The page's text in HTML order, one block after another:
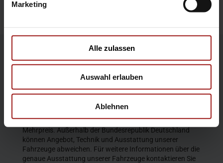
Marketing
Alle zulassen
Auswahl erlauben
Ablehnen
Garantie
Die Produktbeschreibungen und Abbildungen enthalten
teilweise auch Sonderausstattungen, die nicht zum
entspricht dem Stand bei Veröffentlichung. Wir behalten
Die abgebildeten Farben geben den wirklichen Farbton nur
annähernd wieder. Gezeigte Sonderausstattungen gegen
Mehrpreis. Außerhalb der Bundesrepublik Deutschland
können Angebot, Technik und Ausstattung unserer
Fahrzeuge abweichen. Für weitere Informationen über die
genaue Ausstattung unserer Fahrzeuge kontaktieren Sie